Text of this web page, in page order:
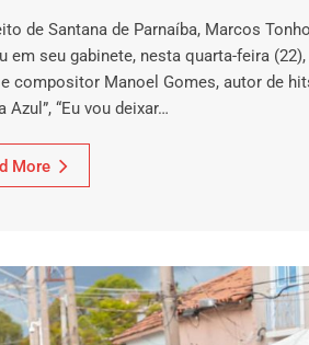
de Santana de Parnaíba, Marcos
em seu gabinete, nesta quarta-feira (22),
compositor Manoel Gomes, autor de
Azul”, “Eu vou deixar…
More